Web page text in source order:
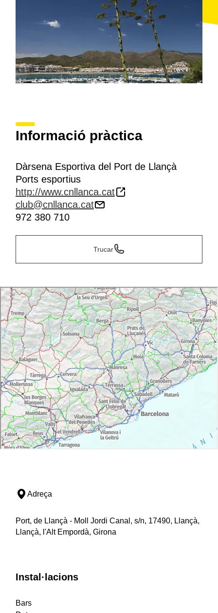
pico, RS Feva, 420, etc.), de vela de creuer
. També disposa de secció d'activitats
(trofeus de fotografia i competicions
pesca esportiva(concurs de pesca
lliure a l'embarcació).
Per tal d'aproximar-se des del mar, serveix com a
referència l'illot anomenat elCastellar, que es va unir
Informació pràctica
Dàrsena Esportiva del Port de Llançà
Ports esportius
http://www.cnllanca.cat
club@cnllanca.cat
972 380 710
Trucar
Adreça
Port, de Llançà - Moll Jordi Canal, s/n, 17490, Llançà,
Llançà, l'Alt Empordà, Girona
Instal·lacions
Bars